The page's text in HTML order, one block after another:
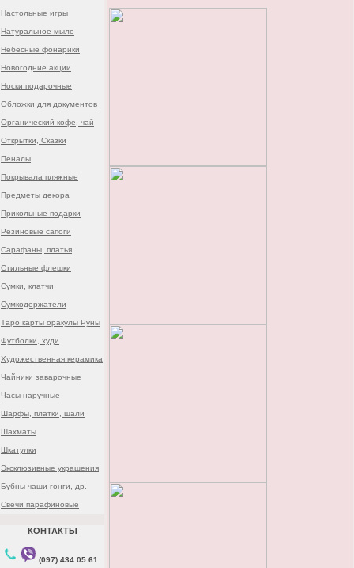
Настольные игры
Натуральное мыло
Небесные фонарики
Новогодние акции
Носки подарочные
Обложки для документов
Органический кофе, чай
Открытки, Сказки
Пеналы
Покрывала пляжные
Предметы декора
Прикольные подарки
Резиновые сапоги
Сарафаны, платья
Стильные флешки
Сумки, клатчи
Сумкодержатели
Таро карты оракулы Руны
Футболки, худи
Художественная керамика
Чайники заварочные
Часы наручные
Шарфы, платки, шали
Шахматы
Шкатулки
Эксклюзивные украшения
Бубны чаши гонги, др.
Свечи парафиновые
КОНТАКТЫ
(097) 434 05 61